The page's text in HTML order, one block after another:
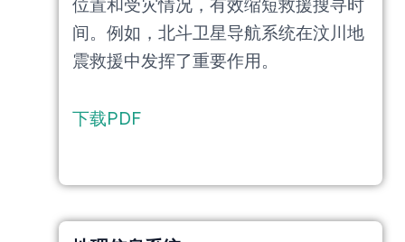
位置和受灾情况，有效缩短救援搜寻时
间。例如，北斗卫星导航系统在汶川地
震救援中发挥了重要作用。
下载PDF